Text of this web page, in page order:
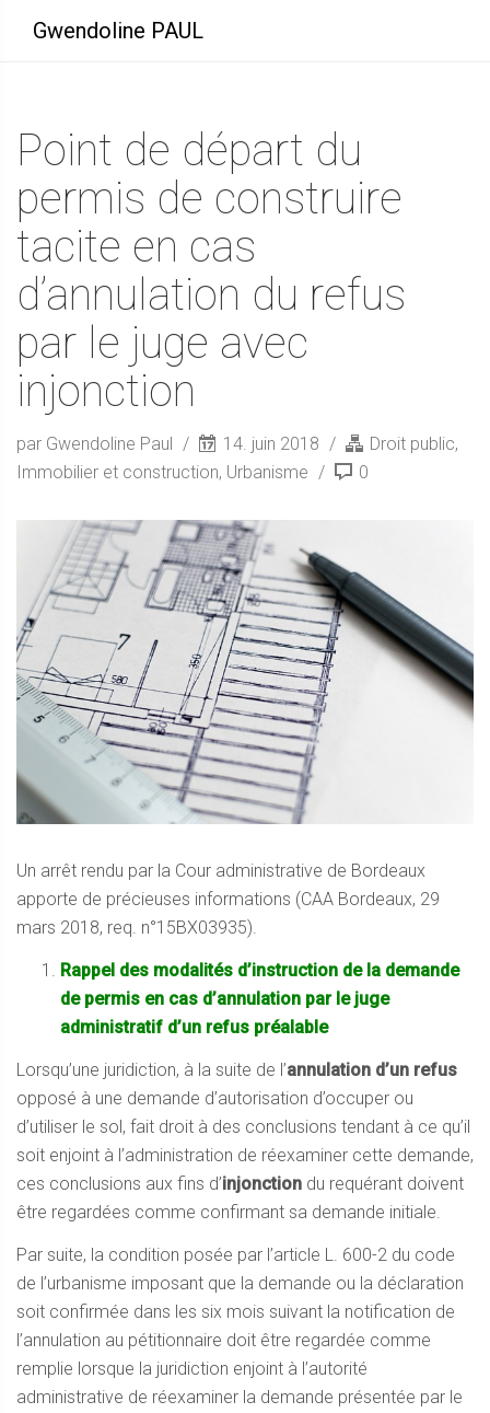
Gwendoline PAUL
Point de départ du
permis de construire
tacite en cas
d’annulation du refus
par le juge avec
injonction
par Gwendoline Paul 14. juin 2018 Droit public,
Immobilier et construction, Urbanisme 0
Un arrêt rendu par la Cour administrative de Bordeaux
apporte de précieuses informations (CAA Bordeaux, 29
mars 2018, req. n°15BX03935).
Rappel des modalités d’instruction de la demande
de permis en cas d’annulation par le juge
administratif d’un refus préalable
Lorsqu’une juridiction, à la suite de l’annulation d’un refus
opposé à une demande d’autorisation d’occuper ou
d’utiliser le sol, fait droit à des conclusions tendant à ce qu’il
soit enjoint à l’administration de réexaminer cette demande,
ces conclusions aux fins d’injonction du requérant doivent
être regardées comme confirmant sa demande initiale.
Par suite, la condition posée par l’article L. 600-2 du code
de l’urbanisme imposant que la demande ou la déclaration
soit confirmée dans les six mois suivant la notification de
l’annulation au pétitionnaire doit être regardée comme
remplie lorsque la juridiction enjoint à l’autorité
administrative de réexaminer la demande présentée par le